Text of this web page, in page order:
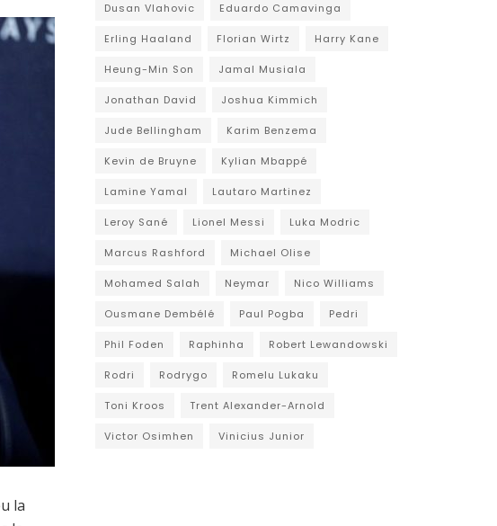
la
Dusan Vlahovic Eduardo Camavinga
Erling Haaland Florian Wirtz Harry Kane
Heung-Min Son Jamal Musiala
Jonathan David Joshua Kimmich
Jude Bellingham Karim Benzema
Kevin de Bruyne Kylian Mbappé
Lamine Yamal Lautaro Martinez
Leroy Sané Lionel Messi Luka Modric
Marcus Rashford Michael Olise
Mohamed Salah Neymar Nico Williams
Ousmane Dembélé Paul Pogba Pedri
Phil Foden Raphinha Robert Lewandowski
Rodri Rodrygo Romelu Lukaku
Toni Kroos Trent Alexander-Arnold
Victor Osimhen Vinicius Junior